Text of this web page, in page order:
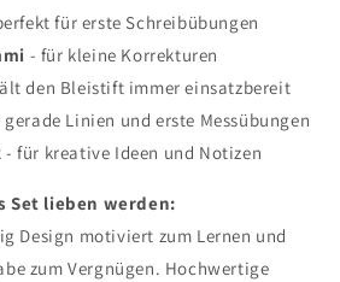
für erste Schreibübungen
- für kleine Korrekturen
den Bleistift immer einsatzbereit
Linien und erste Messübungen
- für kreative Ideen und Notizen
Set lieben werden:
Design motiviert zum Lernen und
zum Vergnügen. Hochwertige